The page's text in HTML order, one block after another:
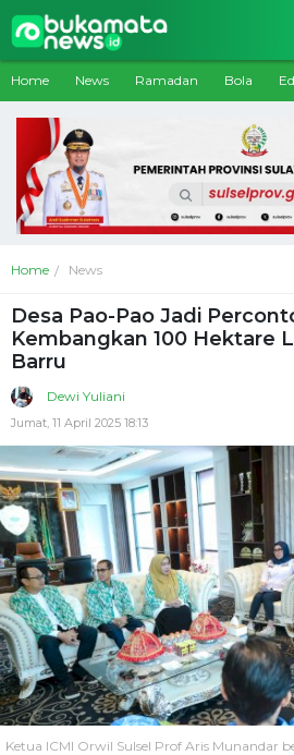
Home News Ramadan Bola
Home News
Desa Pao-Pao Jadi
Kembangkan 100 Hektare
Barru
Dewi Yuliani
Jumat, 11 April 2025 18:13
Ketua ICMI Orwil Sulsel Prof Aris Munandar